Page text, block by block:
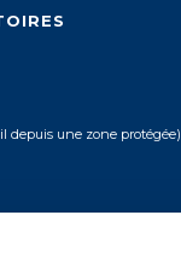
depuis une zone protégée)